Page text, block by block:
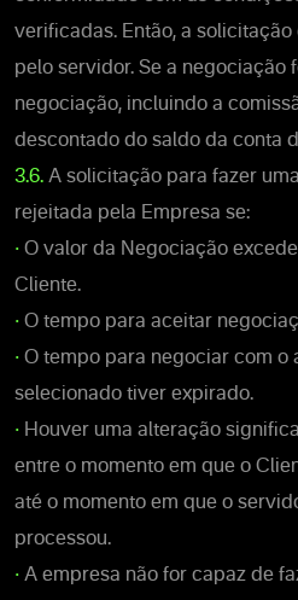
verificadas. Então, a
pelo servidor. Se a negociação
negociação, incluindo a
descontado do saldo da conta
3.6. A solicitação para fazer
rejeitada pela Empresa se:
• O valor da Negociação
Cliente.
• O tempo para aceitar
• O tempo para negociar com o
selecionado tiver expirado.
• Houver uma alteração
entre o momento em que o
até o momento em que o
processou.
• A empresa não for capaz de